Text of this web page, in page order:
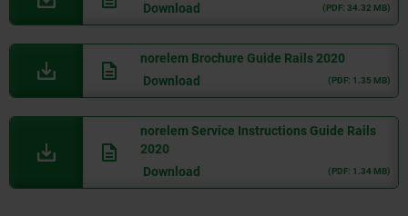
Download
(PDF: 34.32 MB)
norelem Brochure Guide Rails 2020
Download
(PDF: 1.35 MB)
norelem Service Instructions Guide Rails
2020
Download
(PDF: 1.34 MB)